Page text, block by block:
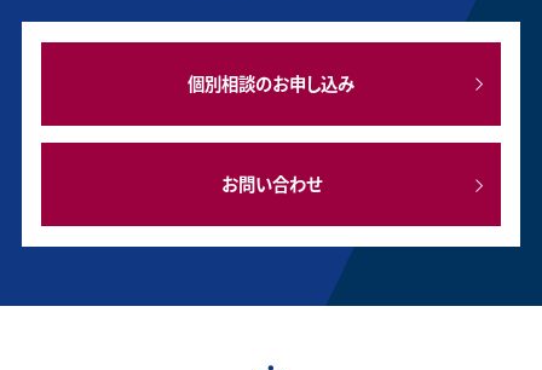
個別相談のお申し込み
お問い合わせ